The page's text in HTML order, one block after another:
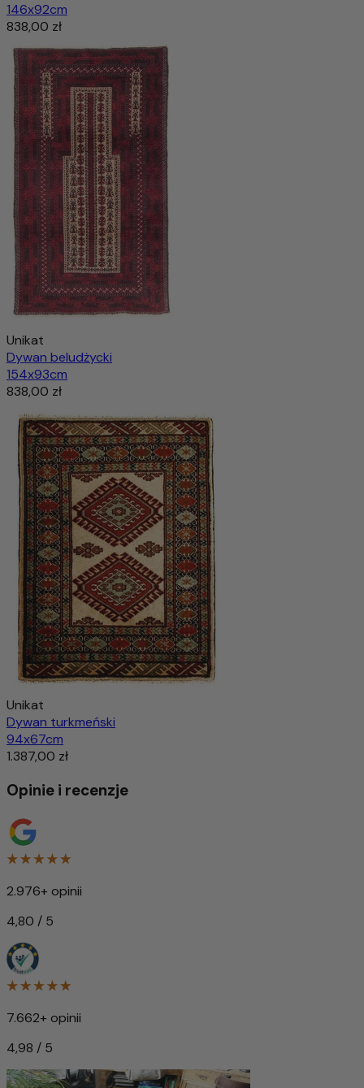
146x92cm
838,00 zł
Unikat
Dywan beludżycki
154x93cm
838,00 zł
Unikat
Dywan turkmeński
94x67cm
1.387,00 zł
Opinie i recenzje
2.976+ opinii
4,80 / 5
7.662+ opinii
4,98 / 5